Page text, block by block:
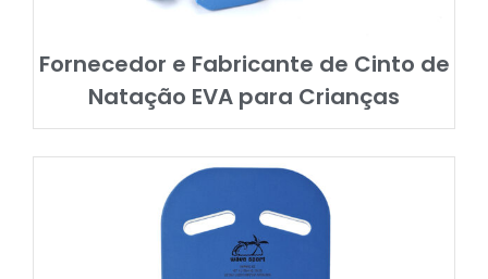
Fornecedor e Fabricante de Cinto de
Natação EVA para Crianças